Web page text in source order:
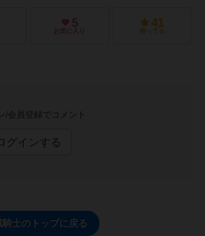
5
お気に入り
41
持ってる
/会員登録でコメント
グインする
騎士のトップに戻る